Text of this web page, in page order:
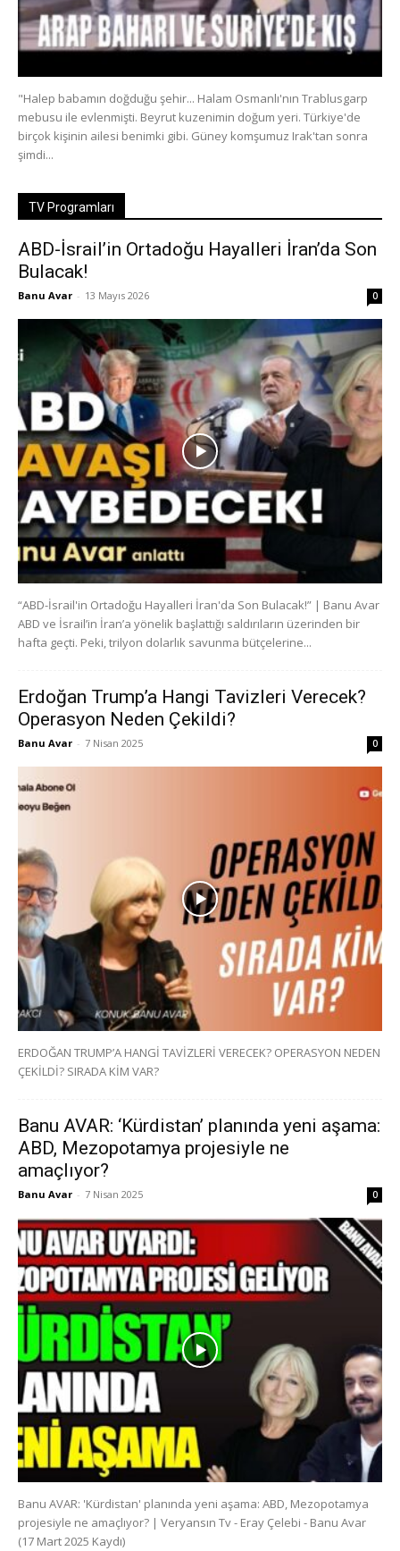
"Halep babamın doğduğu şehir... Halam Osmanlı'nın Trablusgarp
mebusu ile evlenmişti. Beyrut kuzenimin doğum yeri. Türkiye'de
birçok kişinin ailesi benimki gibi. Güney komşumuz Irak'tan sonra
şimdi...
TV Programları
ABD-İsrail’in Ortadoğu Hayalleri İran’da Son
Bulacak!
Banu Avar - 13 Mayıs 2026 0
“ABD-İsrail'in Ortadoğu Hayalleri İran'da Son Bulacak!” | Banu Avar
ABD ve İsrail’in İran’a yönelik başlattığı saldırıların üzerinden bir
hafta geçti. Peki, trilyon dolarlık savunma bütçelerine...
Erdoğan Trump’a Hangi Tavizleri Verecek?
Operasyon Neden Çekildi?
Banu Avar - 7 Nisan 2025 0
ERDOĞAN TRUMP’A HANGİ TAVİZLERİ VERECEK? OPERASYON NEDEN
ÇEKİLDİ? SIRADA KİM VAR?
Banu AVAR: ‘Kürdistan’ planında yeni aşama:
ABD, Mezopotamya projesiyle ne
amaçlıyor?
Banu Avar - 7 Nisan 2025 0
Banu AVAR: 'Kürdistan' planında yeni aşama: ABD, Mezopotamya
projesiyle ne amaçlıyor? | Veryansın Tv - Eray Çelebi - Banu Avar
(17 Mart 2025 Kaydı)